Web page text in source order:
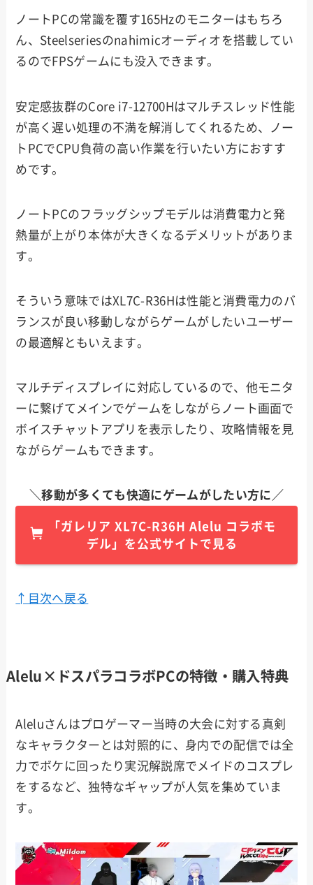
ノートPCの常識を覆す165Hzのモニターはもちろ
ん、Steelseriesのnahimicオーディオを搭載してい
るのでFPSゲームにも没入できます。
安定感抜群のCore i7-12700Hはマルチスレッド性能
が高く遅い処理の不満を解消してくれるため、ノー
トPCでCPU負荷の高い作業を行いたい方におすす
めです。
ノートPCのフラッグシップモデルは消費電力と発
熱量が上がり本体が大きくなるデメリットがありま
す。
そういう意味ではXL7C-R36Hは性能と消費電力のバ
ランスが良い移動しながらゲームがしたいユーザー
の最適解ともいえます。
マルチディスプレイに対応しているので、他モニタ
ーに繋げてメインでゲームをしながらノート画面で
ボイスチャットアプリを表示したり、攻略情報を見
ながらゲームもできます。
＼移動が多くても快適にゲームがしたい方に ／
「 ガレリア XL7C-R36H Alelu コラボモ
デル 」を公式サイトで見る
↑目次へ戻る
Alelu×ドスパラコラボPCの特徴・購入特典
Aleluさんはプロゲーマー当時の大会に対する真剣
なキャラクターとは対照的に、身内での配信では全
力でボケに回ったり実況解説席でメイドのコスプレ
をするなど、独特なギャップが人気を集めていま
す。